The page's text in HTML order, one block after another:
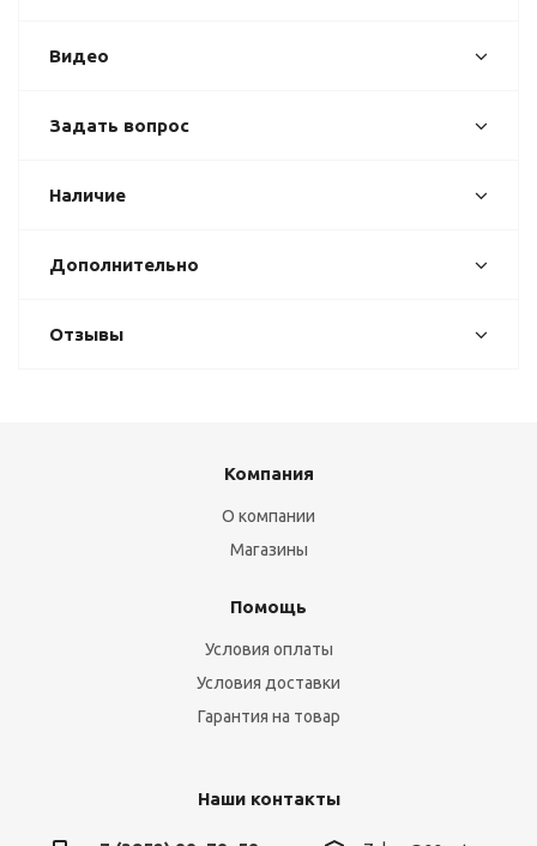
Видео
Задать вопрос
Наличие
Дополнительно
Отзывы
Компания
О компании
Магазины
Помощь
Условия оплаты
Условия доставки
Гарантия на товар
Наши контакты